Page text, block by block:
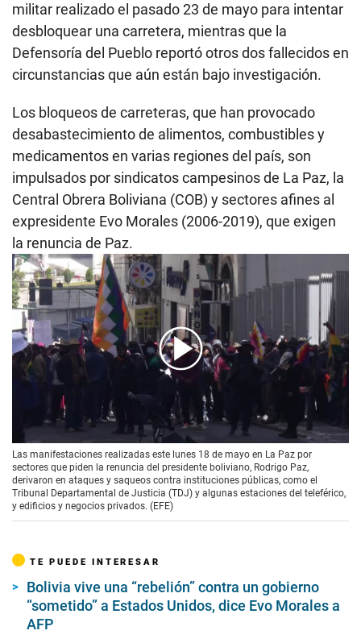
militar realizado el pasado 23 de mayo para intentar
desbloquear una carretera, mientras que la
Defensoría del Pueblo reportó otros dos fallecidos en
circunstancias que aún están bajo investigación.
Los bloqueos de carreteras, que han provocado
desabastecimiento de alimentos, combustibles y
medicamentos en varias regiones del país, son
impulsados por sindicatos campesinos de La Paz, la
Central Obrera Boliviana (COB) y sectores afines al
expresidente Evo Morales (2006-2019), que exigen
la renuncia de Paz.
00:00 01:10
Las manifestaciones realizadas este lunes 18 de mayo en La Paz por
sectores que piden la renuncia del presidente boliviano, Rodrigo Paz,
derivaron en ataques y saqueos contra instituciones públicas, como el
Tribunal Departamental de Justicia (TDJ) y algunas estaciones del teleférico,
y edificios y negocios privados. (EFE)
TE PUEDE INTERESAR
Bolivia vive una “rebelión” contra un gobierno
“sometido” a Estados Unidos, dice Evo Morales a
AFP